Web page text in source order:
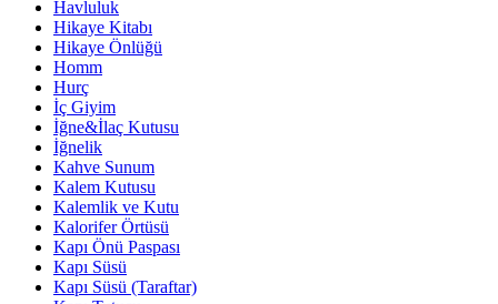
Havluluk
Hikaye Kitabı
Hikaye Önlüğü
Homm
Hurç
İç Giyim
İğne&İlaç Kutusu
İğnelik
Kahve Sunum
Kalem Kutusu
Kalemlik ve Kutu
Kalorifer Örtüsü
Kapı Önü Paspası
Kapı Süsü
Kapı Süsü (Taraftar)